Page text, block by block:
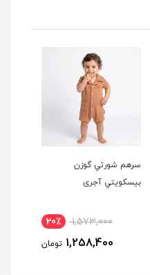
سرهم شورتي گوزن
بيسكويتي آجری
1,573,000 20٪
1,258,400 تومان